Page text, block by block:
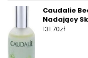
Caudalie
Nadający
131.70zł